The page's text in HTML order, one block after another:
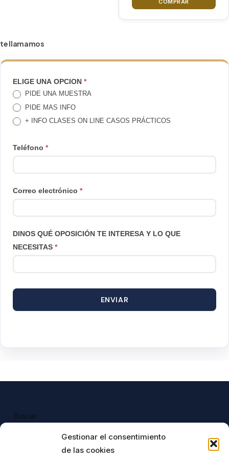
Gestionar el consentimiento
de las cookies
COMPRAR
te llamamos
TE
LLAMAMOS
ELIGE UNA OPCION *
PIDE UNA MUESTRA
PIDE MAS INFO
+ INFO CLASES ON LINE CASOS PRÁCTICOS
Teléfono *
Correo electrónico *
DINOS QUÉ OPOSICIÓN TE INTERESA Y LO QUE
NECESITAS *
ENVIAR
Buscar